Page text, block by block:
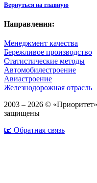
Вернуться на главную
Направления:
Менеджмент качества
Бережливое производство
Статистические методы
Автомобилестроение
Авиастроение
Железнодорожная отрасль
2003 – 2026 ©
защищены
📧 Обратная связь